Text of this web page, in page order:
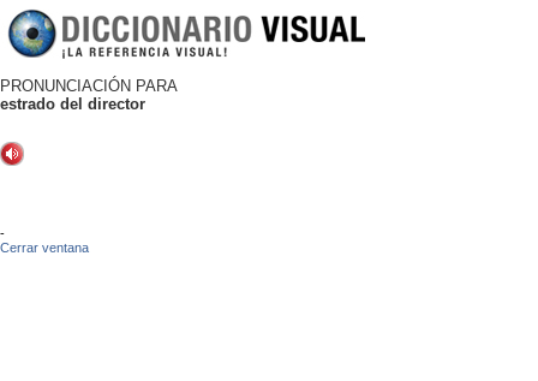
PRONUNCIACIÓN PARA
estrado del director
-
Cerrar ventana